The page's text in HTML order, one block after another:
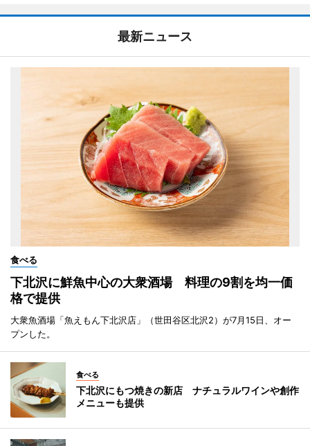
最新ニュース
食べる
下北沢に鮮魚中心の大衆酒場 料理の9割を均一価
格で提供
大衆魚酒場「魚えもん下北沢店」（世田谷区北沢2）が7月15日、オー
プンした。
食べる
下北沢にもつ焼きの新店 ナチュラルワインや創作
メニューも提供